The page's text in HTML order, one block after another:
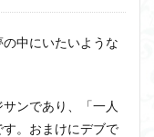
中にいたいような
ンであり、「一人
。おまけにデブで